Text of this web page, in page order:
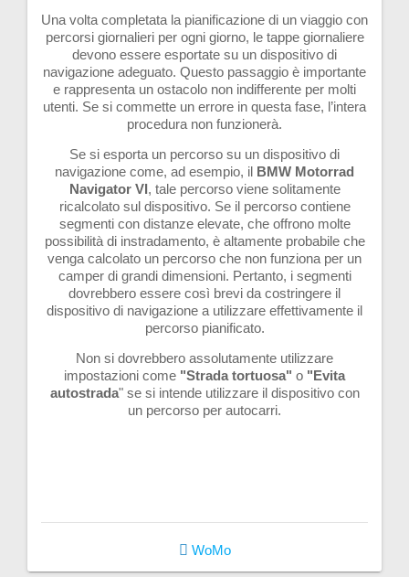
Una volta completata la pianificazione di un viaggio con
percorsi giornalieri per ogni giorno, le tappe giornaliere
devono essere esportate su un dispositivo di
navigazione adeguato. Questo passaggio è importante
e rappresenta un ostacolo non indifferente per molti
utenti. Se si commette un errore in questa fase, l’intera
procedura non funzionerà.
Se si esporta un percorso su un dispositivo di
navigazione come, ad esempio, il BMW Motorrad
Navigator VI , tale percorso viene solitamente
ricalcolato sul dispositivo. Se il percorso contiene
segmenti con distanze elevate, che offrono molte
possibilità di instradamento, è altamente probabile che
venga calcolato un percorso che non funziona per un
camper di grandi dimensioni. Pertanto, i segmenti
dovrebbero essere così brevi da costringere il
dispositivo di navigazione a utilizzare effettivamente il
percorso pianificato.
Non si dovrebbero assolutamente utilizzare
impostazioni come "Strada tortuosa" o "Evita
autostrada" se si intende utilizzare il dispositivo con
un percorso per autocarri.
WoMo